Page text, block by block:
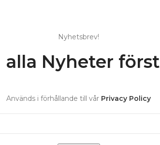
Nyhetsbrev!
alla Nyheter först
Används i förhållande till vår Privacy Policy